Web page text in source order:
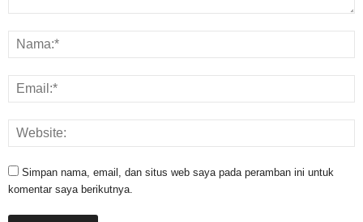
Simpan nama, email, dan situs web saya pada peramban ini untuk
komentar saya berikutnya.